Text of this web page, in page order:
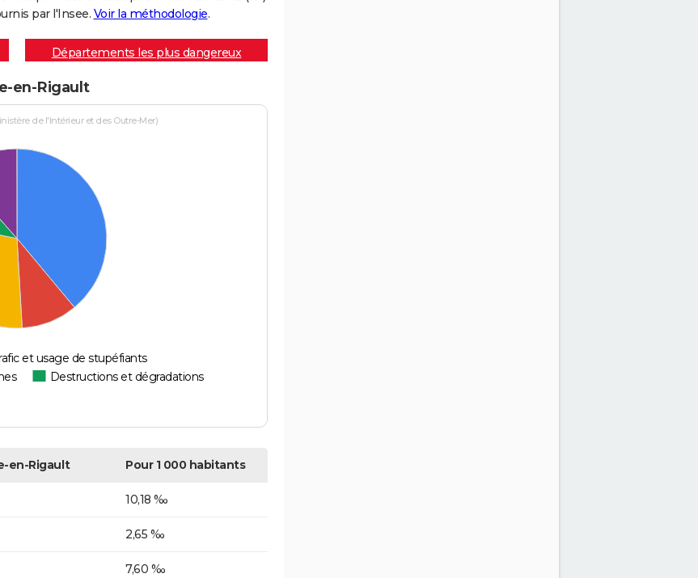
par l'Insee. Voir la méthodologie.
Départements les plus dangereux
en-Rigault
de l'Intérieur et des Outre-Mer)
et usage de stupéfiants
Destructions et dégradations
en-Rigault Pour 1 000 habitants
10,18 ‰
2,65 ‰
7,60 ‰